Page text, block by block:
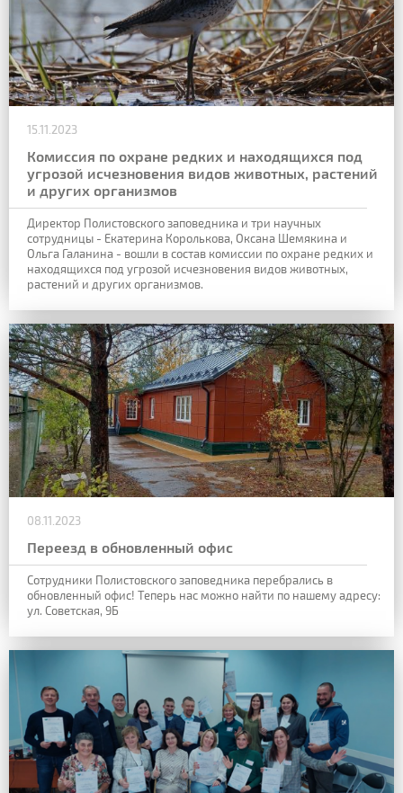
15.11.2023
Комиссия по охране редких и находящихся под
угрозой исчезновения видов животных, растений
и других организмов
Директор Полистовского заповедника и три научных
сотрудницы - Екатерина Королькова, Оксана Шемякина и
Ольга Галанина - вошли в состав комиссии по охране редких и
находящихся под угрозой исчезновения видов животных,
растений и других организмов.
08.11.2023
Переезд в обновленный офис
Сотрудники Полистовского заповедника перебрались в
обновленный офис! Теперь нас можно найти по нашему адресу:
ул. Советская, 9Б